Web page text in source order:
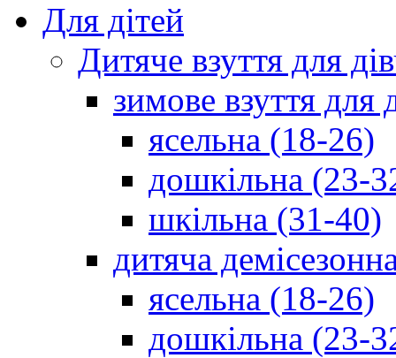
Для дітей
Дитяче взуття для
зимове взуття для
ясельна (18-26)
дошкільна (23-
шкільна (31-40)
дитяча
ясельна (18-26)
дошкільна (23-